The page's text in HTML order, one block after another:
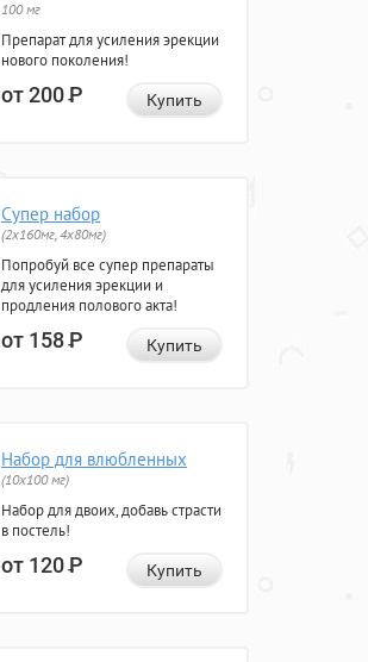
100 мг
Препарат для усиления эрекции
нового поколения!
от 200Р Купить
Супер набор
(2х160мг, 4х80мг)
Попробуй все супер препараты
для усиления эрекции и
продления полового акта!
от 158Р Купить
Набор для влюбленных
(10х100 мг)
Набор для двоих, добавь страсти
в постель!
от 120Р Купить